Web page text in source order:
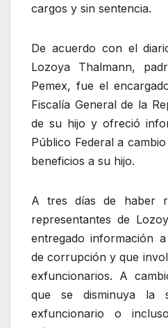
cargos y sin sentencia.
De acuerdo con el
Lozoya Thalmann,
Pemex, fue el
Fiscalía General de la
de su hijo y ofreció
Público Federal a
beneficios a su hijo.
A tres días de haber
representantes de
entregado información
de corrupción y que
exfuncionarios. A
que se disminuya la
exfuncionario o